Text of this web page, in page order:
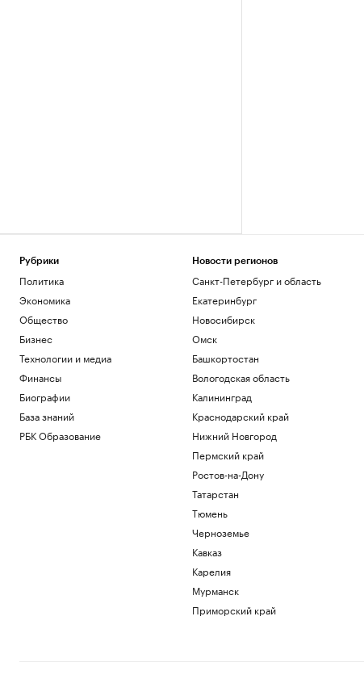
Рубрики
Политика
Экономика
Общество
Бизнес
Технологии и медиа
Финансы
Биографии
База знаний
РБК Образование
Новости регионов
Санкт-Петербург и область
Екатеринбург
Новосибирск
Омск
Башкортостан
Вологодская область
Калининград
Краснодарский край
Нижний Новгород
Пермский край
Ростов-на-Дону
Татарстан
Тюмень
Черноземье
Кавказ
Карелия
Мурманск
Приморский край